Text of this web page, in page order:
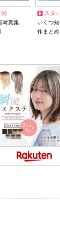
め
写真集…
スタ
いくつ
作まとめ